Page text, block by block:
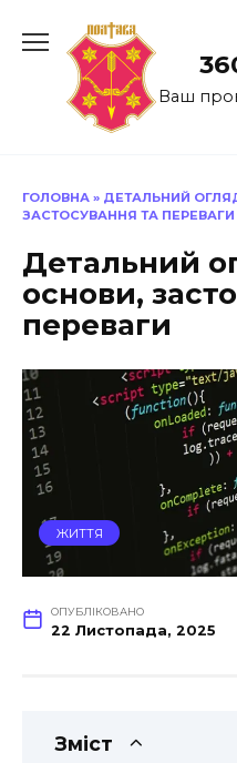
до
Ваш
ГОЛОВНА » ДЕТАЛЬНИЙ
ЗАСТОСУВАННЯ ТА ПЕРЕВАГИ
Детальний
основи,
переваги
ЖИТТЯ
ОПУБЛІКОВАНО
22 Листопада, 2025
Зміст